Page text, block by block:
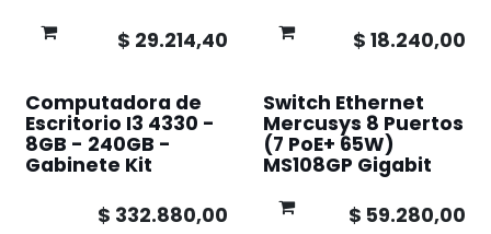
$ 29.214,40 $ 18.240,00
Computadora de
Escritorio I3 4330 -
8GB - 240GB -
Gabinete Kit
$ 332.880,00
Switch Ethernet
Mercusys 8 Puertos
(7 PoE+ 65W)
MS108GP Gigabit
$ 59.280,00